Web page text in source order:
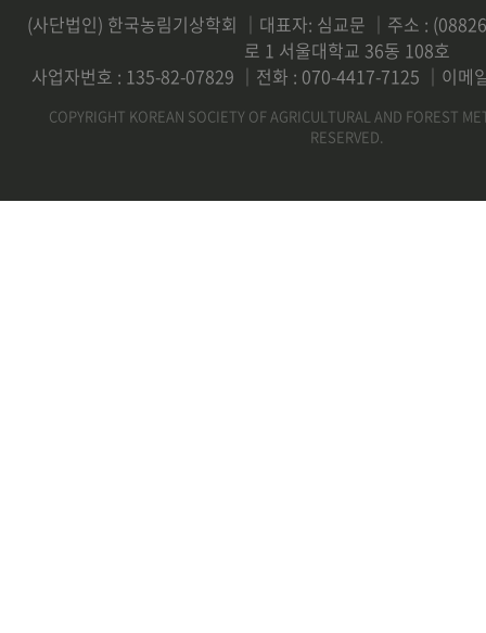
(사단법인) 한국농림기상학회 ｜대표자: 심교문 ｜주소 :
로 1 서울대학교 36동 108호
사업자번호 : 135-82-07829 ｜전화 : 070-4417-7125 ｜이
COPYRIGHT KOREAN SOCIETY OF AGRICULTURAL AND FOREST
RESERVED.